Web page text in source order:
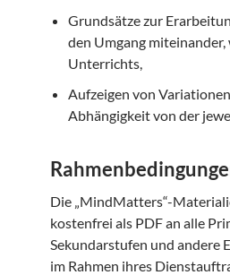
Grundsätze zur
den Umgang miteinander,
Unterrichts,
Aufzeigen von
Abhängigkeit von der
Die „MindMatters“-
kostenfrei als PDF an alle
Sekundarstufen und andere
im Rahmen ihres